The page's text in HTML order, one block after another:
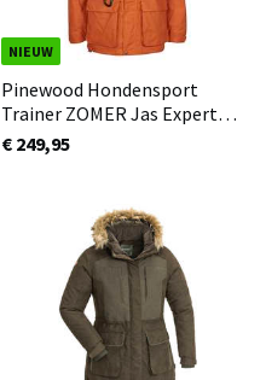
NIEUW
Pinewood Hondensport
Trainer ZOMER Jas Expert
Heren Burned Orange (501)
€ 249,95